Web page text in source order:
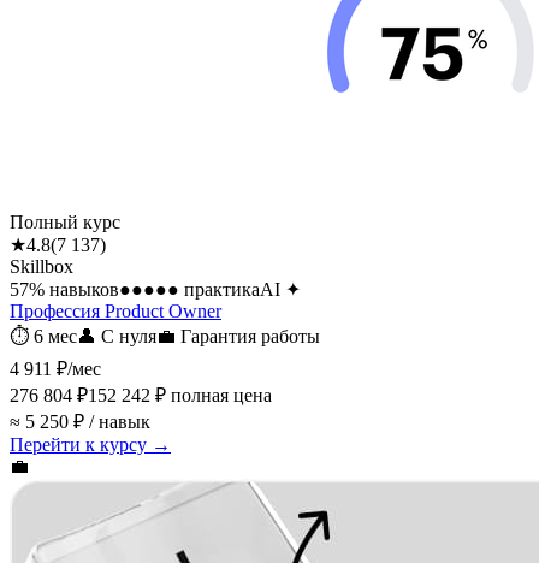
Полный курс
★4.8(7 137)
Skillbox
57% навыков●●●●● практикаAI ✦
Профессия Product Owner
⏱ 6 мес👤 С нуля💼 Гарантия работы
4 911 ₽/мес
276 804 ₽152 242 ₽ полная цена
≈ 5 250 ₽ / навык
Перейти к курсу →
💼